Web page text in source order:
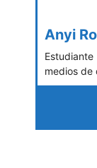
Anyi
medios de